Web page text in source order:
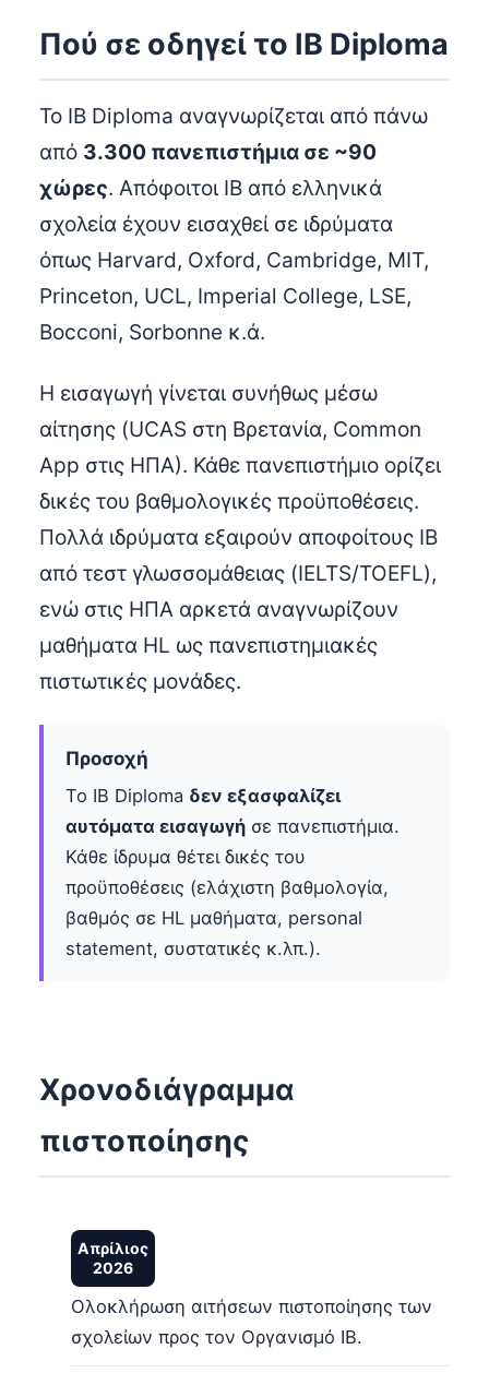
Πού σε οδηγεί το IB Diploma
Το IB Diploma αναγνωρίζεται από πάνω
από 3.300 πανεπιστήμια σε ~90
χώρες. Απόφοιτοι IB από ελληνικά
σχολεία έχουν εισαχθεί σε ιδρύματα
όπως Harvard, Oxford, Cambridge, MIT,
Princeton, UCL, Imperial College, LSE,
Bocconi, Sorbonne κ.ά.
Η εισαγωγή γίνεται συνήθως μέσω
αίτησης (UCAS στη Βρετανία, Common
App στις ΗΠΑ). Κάθε πανεπιστήμιο ορίζει
δικές του βαθμολογικές προϋποθέσεις.
Πολλά ιδρύματα εξαιρούν αποφοίτους IB
από τεστ γλωσσομάθειας (IELTS/TOEFL),
ενώ στις ΗΠΑ αρκετά αναγνωρίζουν
μαθήματα HL ως πανεπιστημιακές
πιστωτικές μονάδες.
Προσοχή
Το IB Diploma δεν εξασφαλίζει
αυτόματα εισαγωγή σε πανεπιστήμια.
Κάθε ίδρυμα θέτει δικές του
προϋποθέσεις (ελάχιστη βαθμολογία,
βαθμός σε HL μαθήματα, personal
statement, συστατικές κ.λπ.).
Χρονοδιάγραμμα
πιστοποίησης
Απρίλιος
2026
Ολοκλήρωση αιτήσεων πιστοποίησης των
σχολείων προς τον Οργανισμό IB.